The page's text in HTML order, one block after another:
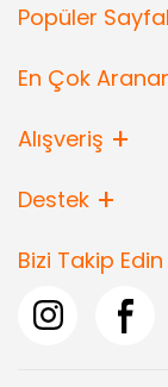
Popüler
En Çok
Alışveriş
Destek
Bizi Takip Edin